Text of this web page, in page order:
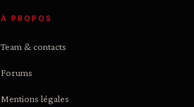
À PROPOS
Team & contacts
Forums
Mentions légales